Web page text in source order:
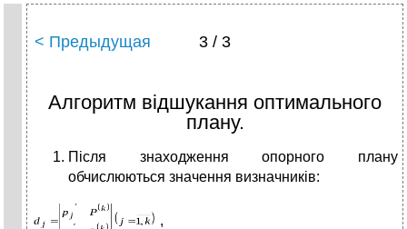
< Предыдущая 3 / 3
Алгоритм відшукання оптимального
плану.
Після знаходження опорного плану
обчислюються значення визначників:
,